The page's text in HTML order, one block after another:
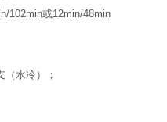
102min或12min/48min
水冷）；